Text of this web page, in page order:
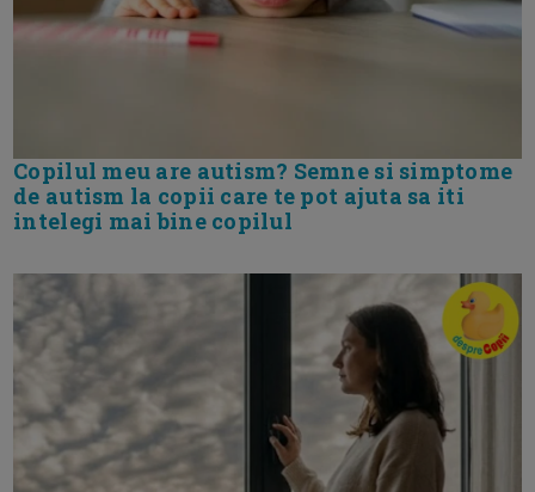
Copilul meu are autism? Semne si simptome
de autism la copii care te pot ajuta sa iti
intelegi mai bine copilul